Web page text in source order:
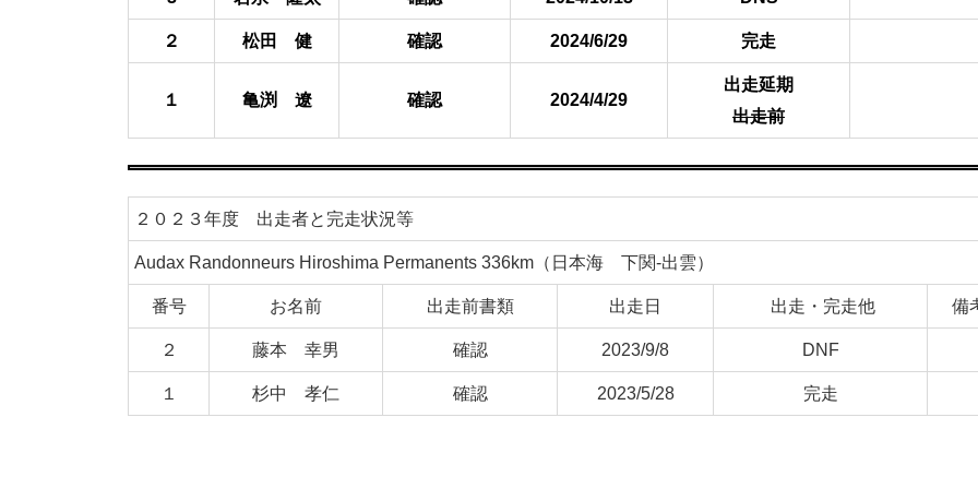
２ 松田 健 確認 2024/6/29 完走
１ 亀渕 遼 確認 2024/4/29
出走延期
出走前
２０２３年度 出走者と完走状況等
Audax Randonneurs Hiroshima Permanents 336km（日本海 下関-出雲）
番号 お名前 出走前書類 出走日 出走・完走他 備
２ 藤本 幸男 確認 2023/9/8 DNF
１ 杉中 孝仁 確認 2023/5/28 完走